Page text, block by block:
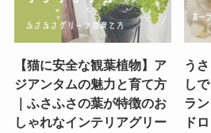
【猫に安全な観葉植物】ア
ジアンタムの魅力と育て方
｜ふさふさの葉が特徴のお
しゃれなインテリアグリー
う
し
ラ
ド